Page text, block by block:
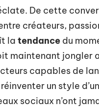
De cette
créateurs,
la tendance du
maintenant jongler
capables de
un style
sociaux n’ont